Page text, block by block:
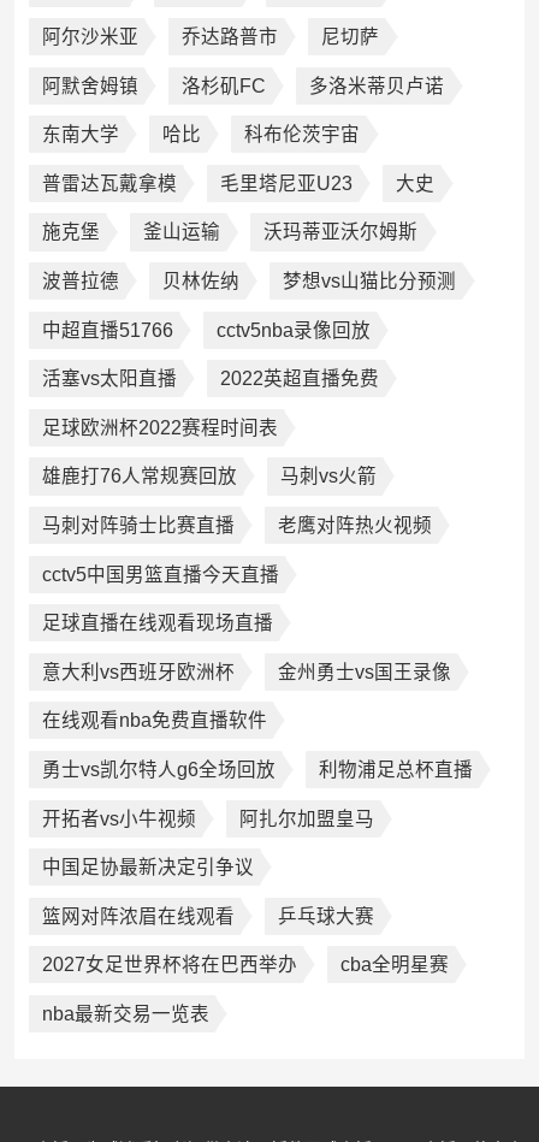
阿尔沙米亚 乔达路普市 尼切萨
阿默舍姆镇 洛杉矶FC 多洛米蒂贝卢诺
东南大学 哈比 科布伦茨宇宙
普雷达瓦戴拿模 毛里塔尼亚U23 大史
施克堡 釜山运输 沃玛蒂亚沃尔姆斯
波普拉德 贝林佐纳 梦想vs山猫比分预测
中超直播51766 cctv5nba录像回放
活塞vs太阳直播 2022英超直播免费
足球欧洲杯2022赛程时间表
雄鹿打76人常规赛回放 马刺vs火箭
马刺对阵骑士比赛直播 老鹰对阵热火视频
cctv5中国男篮直播今天直播
足球直播在线观看现场直播
意大利vs西班牙欧洲杯 金州勇士vs国王录像
在线观看nba免费直播软件
勇士vs凯尔特人g6全场回放 利物浦足总杯直播
开拓者vs小牛视频 阿扎尔加盟皇马
中国足协最新决定引争议
篮网对阵浓眉在线观看 乒乓球大赛
2027女足世界杯将在巴西举办 cba全明星赛
nba最新交易一览表